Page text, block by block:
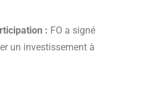
: FO a signé
un investissement à